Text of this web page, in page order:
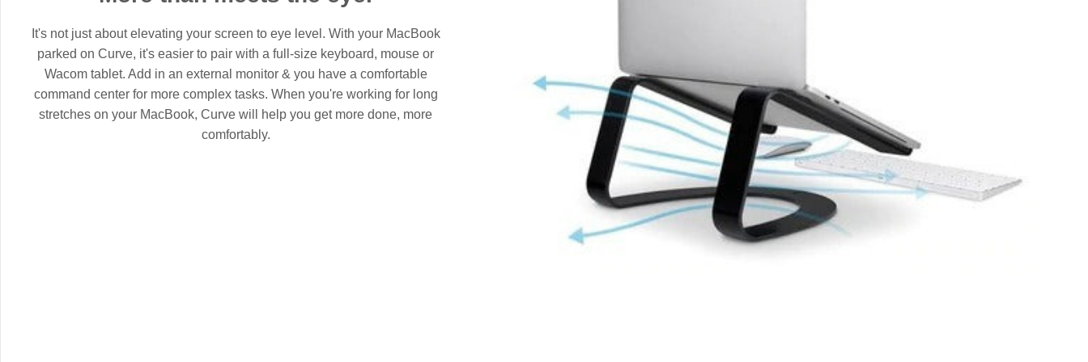
It's not just about elevating your screen to eye level. With your MacBook
parked on Curve, it's easier to pair with a full-size keyboard, mouse or
Wacom tablet. Add in an external monitor & you have a comfortable
command center for more complex tasks. When you're working for long
stretches on your MacBook, Curve will help you get more done, more
comfortably.